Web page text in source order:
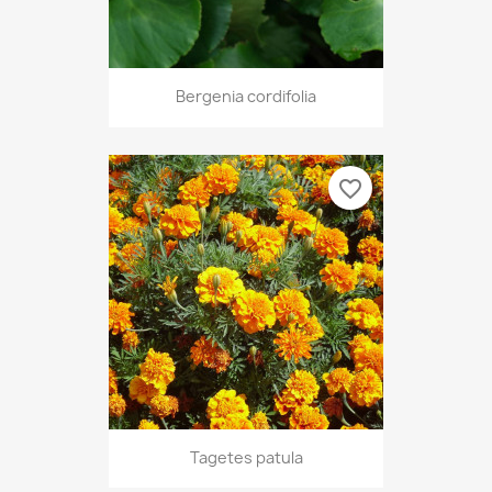
Bergenia cordifolia
Tagetes patula
favorite_border